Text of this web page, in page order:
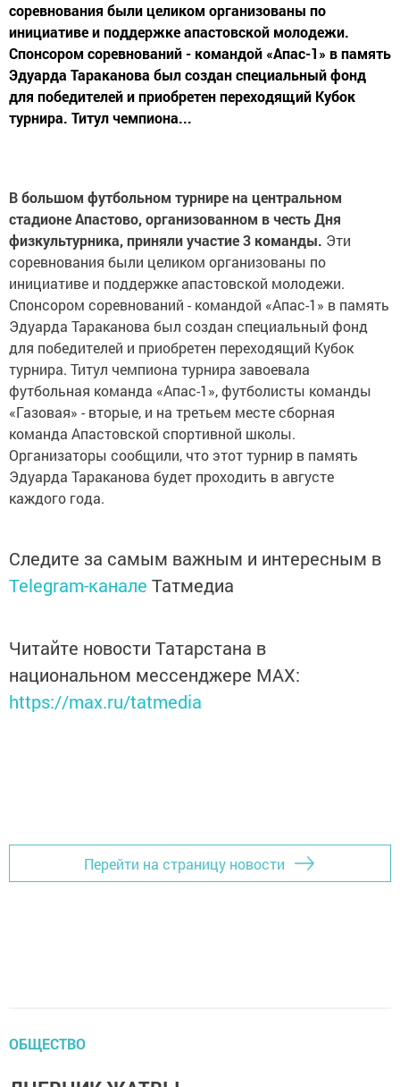
соревнования были целиком организованы по
инициативе и поддержке апастовской молодежи.
Спонсором соревнований - командой «Апас-1» в память
Эдуарда Тараканова был создан специальный фонд
для победителей и приобретен переходящий Кубок
турнира. Титул чемпиона...
В большом футбольном турнире на центральном
стадионе Апастово, организованном в честь Дня
физкультурника, приняли участие 3 команды. Эти
соревнования были целиком организованы по
инициативе и поддержке апастовской молодежи.
Спонсором соревнований - командой «Апас-1» в память
Эдуарда Тараканова был создан специальный фонд
для победителей и приобретен переходящий Кубок
турнира. Титул чемпиона турнира завоевала
футбольная команда «Апас-1», футболисты команды
«Газовая» - вторые, и на третьем месте сборная
команда Апастовской спортивной школы.
Организаторы сообщили, что этот турнир в память
Эдуарда Тараканова будет проходить в августе
каждого года.
Следите за самым важным и интересным в
Telegram-канале Татмедиа
Читайте новости Татарстана в
национальном мессенджере MАХ:
https://max.ru/tatmedia
Перейти на страницу новости
ОБЩЕСТВО